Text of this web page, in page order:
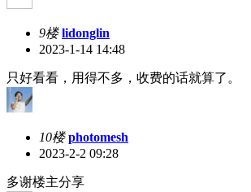
9楼 lidonglin
2023-1-14 14:48
只好看看，用得不多，收费的话就算了。
10楼 photomesh
2023-2-2 09:28
多谢楼主分享